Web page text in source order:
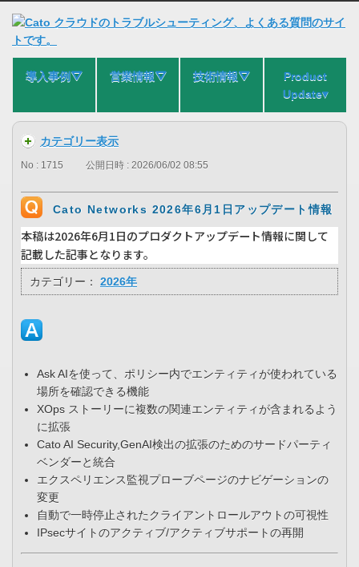
導入事例⛛ 営業情報⛛ 技術情報⛛
Product
Update▾
カテゴリー表示
No : 1715 公開日時 : 2026/06/02 08:55
Cato Networks 2026年6月1日アップデート情報
本稿は2026年6月1日のプロダクトアップデート情報に関して
記載した記事となります。
カテゴリー： 2026年
Ask AIを使って、ポリシー内でエンティティが使われている
場所を確認できる機能​
XOps ストーリーに複数の関連エンティティが含まれるよう
に拡張
Cato AI Security,GenAI検出の拡張のためのサードパーティ
ベンダーと統合 ​
エクスペリエンス監視プローブページのナビゲーションの
変更​
自動で一時停止されたクライアントロールアウトの可視性
IPsecサイトのアクティブ/アクティブサポートの再開​